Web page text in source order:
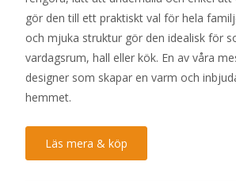
gör den till ett praktiskt val för hela
och mjuka struktur gör den idealisk för
vardagsrum, hall eller kök. En av våra
designer som skapar en varm och
hemmet.
Läs mera & köp